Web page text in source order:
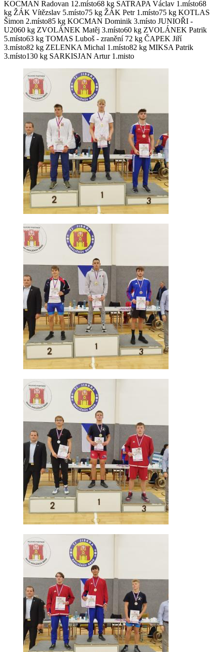
KOCMAN Radovan 12.místo68 kg SATRAPA Václav 1.místo68
kg ŽÁK Vítězslav 5.místo75 kg ŽÁK Petr 1.místo75 kg KOTLAS
Šimon 2.místo85 kg KOCMAN Dominik 3.místo JUNIOŘI -
U2060 kg ZVOLÁNEK Matěj 3.místo60 kg ZVOLÁNEK Patrik
5.místo63 kg TOMAS Luboš - zranění 72 kg ČAPEK Jiří
3.místo82 kg ZELENKA Michal 1.místo82 kg MIKSA Patrik
3.místo130 kg SARKISJAN Artur 1.misto